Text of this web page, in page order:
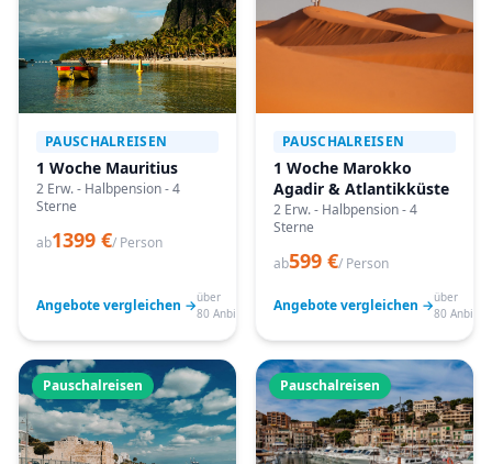
PAUSCHALREISEN
1 Woche Mauritius
2 Erw. - Halbpension - 4
Sterne
ab1399 €/ Person
Angebote vergleichen →über
80 Anbieter
PAUSCHALREISEN
1 Woche Marokko
Agadir & Atlantikküste
2 Erw. - Halbpension - 4
Sterne
ab599 €/ Person
Angebote vergleichen →über
80
Pauschalreisen Pauschalreisen